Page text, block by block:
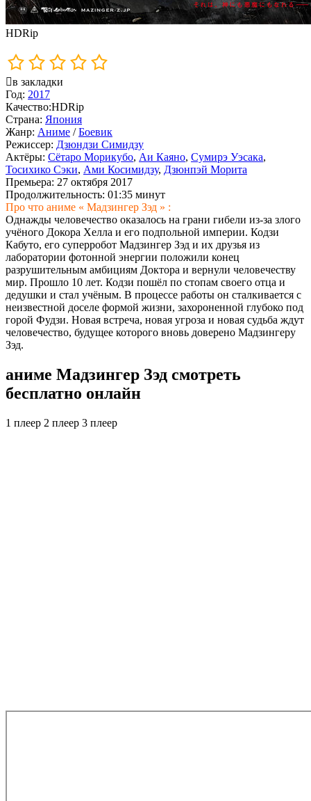
HDRip
в закладки
Год: 2017
Качество:HDRip
Страна: Япония
Жанр: Аниме /Боевик
Режиссер: Дзюндзи Симидзу
Актёры: Сётаро Морикубо, Аи Каяно, Сумирэ Уэсака,
Тосихико Сэки, Ами Косимидзу, Дзюнпэй Морита
Премьера: 27 октября 2017
Продолжительность: 01:35 минут
Про что аниме « Мадзингер Зэд » :
Однажды человечество оказалось на грани гибели из-за злого
учёного Докора Хелла и его подпольной империи. Кодзи
Кабуто, его суперробот Мадзингер Зэд и их друзья из
лаборатории фотонной энергии положили конец
разрушительным амбициям Доктора и вернули человечеству
мир. Прошло 10 лет. Кодзи пошёл по стопам своего отца и
дедушки и стал учёным. В процессе работы он сталкивается с
неизвестной доселе формой жизни, захороненной глубоко под
горой Фудзи. Новая встреча, новая угроза и новая судьба ждут
человечество, будущее которого вновь доверено Мадзингеру
Зэд.
аниме Мадзингер Зэд смотреть
бесплатно онлайн
1 плеер 2 плеер 3 плеер